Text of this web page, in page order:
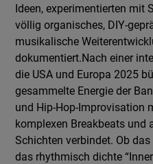
Ideen, experimentierten mit
völlig organisches, DIY-
musikalische
dokumentiert.Nach einer
die USA und Europa 2025
gesammelte Energie der
und Hip-Hop-Improvisation
komplexen Breakbeats und
Schichten verbindet. Ob
das rhythmisch dichte